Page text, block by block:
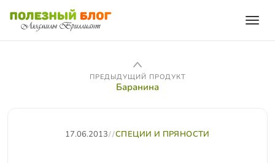
ПРЕДЫДУЩИЙ ПРОДУКТ
Баранина
17.06.2013//СПЕЦИИ И ПРЯНОСТИ